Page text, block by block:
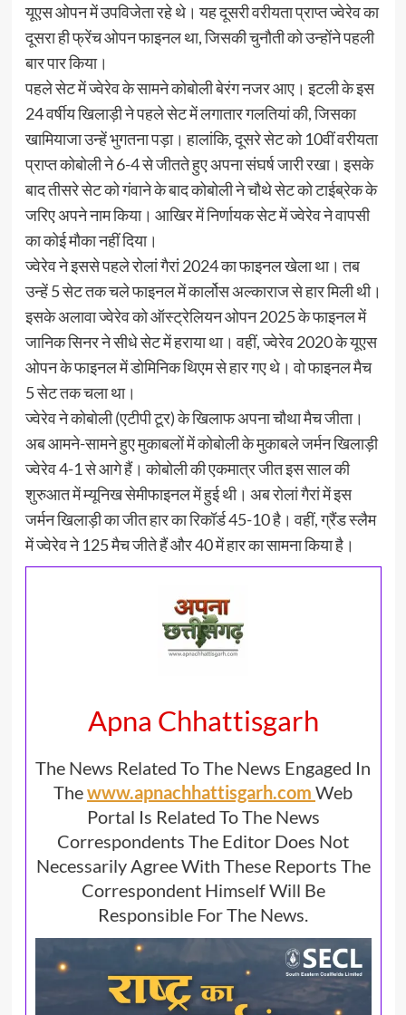
यूएस ओपन में उपविजेता रहे थे। यह दूसरी वरीयता प्राप्त ज्वेरेव का
दूसरा ही फ्रेंच ओपन फाइनल था, जिसकी चुनौती को उन्होंने पहली
बार पार किया।
पहले सेट में ज्वेरेव के सामने कोबोली बेरंग नजर आए। इटली के इस
24 वर्षीय खिलाड़ी ने पहले सेट में लगातार गलतियां की, जिसका
खामियाजा उन्हें भुगतना पड़ा। हालांकि, दूसरे सेट को 10वीं वरीयता
प्राप्त कोबोली ने 6-4 से जीतते हुए अपना संघर्ष जारी रखा। इसके
बाद तीसरे सेट को गंवाने के बाद कोबोली ने चौथे सेट को टाईब्रेक के
जरिए अपने नाम किया। आखिर में निर्णायक सेट में ज्वेरेव ने वापसी
का कोई मौका नहीं दिया।
ज्वेरेव ने इससे पहले रोलां गैरां 2024 का फाइनल खेला था। तब
उन्हें 5 सेट तक चले फाइनल में कार्लोस अल्काराज से हार मिली थी।
इसके अलावा ज्वेरेव को ऑस्ट्रेलियन ओपन 2025 के फाइनल में
जानिक सिनर ने सीधे सेट में हराया था। वहीं, ज्वेरेव 2020 के यूएस
ओपन के फाइनल में डोमिनिक थिएम से हार गए थे। वो फाइनल मैच
5 सेट तक चला था।
ज्वेरेव ने कोबोली (एटीपी टूर) के खिलाफ अपना चौथा मैच जीता।
अब आमने-सामने हुए मुकाबलों में कोबोली के मुकाबले जर्मन खिलाड़ी
ज्वेरेव 4-1 से आगे हैं। कोबोली की एकमात्र जीत इस साल की
शुरुआत में म्यूनिख सेमीफाइनल में हुई थी। अब रोलां गैरां में इस
जर्मन खिलाड़ी का जीत हार का रिकॉर्ड 45-10 है। वहीं, ग्रैंड स्लैम
में ज्वेरेव ने 125 मैच जीते हैं और 40 में हार का सामना किया है।
Apna Chhattisgarh
The News Related To The News Engaged In
Thewww.apnachhattisgarh.com Web
Portal Is Related To The News
Correspondents The Editor Does Not
Necessarily Agree With These Reports The
Correspondent Himself Will Be
Responsible For The News.